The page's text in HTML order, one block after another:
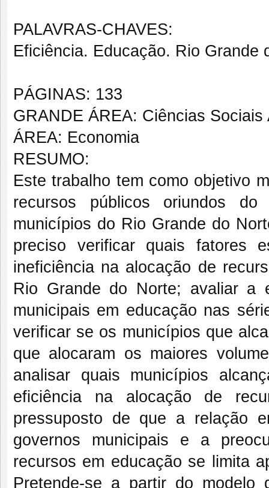
PALAVRAS-CHAVES:
Eficiência. Educação. Rio Grande
PÁGINAS: 133
GRANDE ÁREA: Ciências Sociais
ÁREA: Economia
RESUMO:
Este trabalho tem como objetivo
recursos públicos oriundos
municípios do Rio Grande do
preciso verificar quais fatores
ineficiência na alocação de
Rio Grande do Norte; avaliar a
municipais em educação nas
verificar se os municípios que
que alocaram os maiores
analisar quais municípios
eficiência na alocação de
pressuposto de que a relação
governos municipais e a
recursos em educação se limita
Pretende-se a partir do modelo